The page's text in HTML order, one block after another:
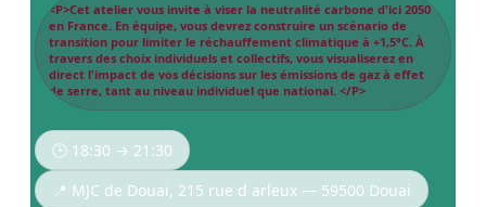
<P>Cet atelier vous invite à viser la neutralité carbone d'ici 2050
en France. En équipe, vous devrez construire un scénario de
transition pour limiter le réchauffement climatique à +1,5°C. À
travers des choix individuels et collectifs, vous visualiserez en
direct l'impact de vos décisions sur les émissions de gaz à effet
de serre, tant au niveau individuel que national. </P>
🕒 18:30 → 21:30
📍 MJC de Douai, 215 rue d arleux — 59500 Douai